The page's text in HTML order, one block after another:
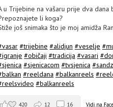
u Trijebine na vašaru prije dva dana
li koga?
još snimaka što je moj amidža
#trijebine #alidjun #veselje
#običaji #tradicija #vasari
#sjenicacom #tvsjenica
#reeldana #balkanreels
#balkanreels
Vidi na
420 12 16